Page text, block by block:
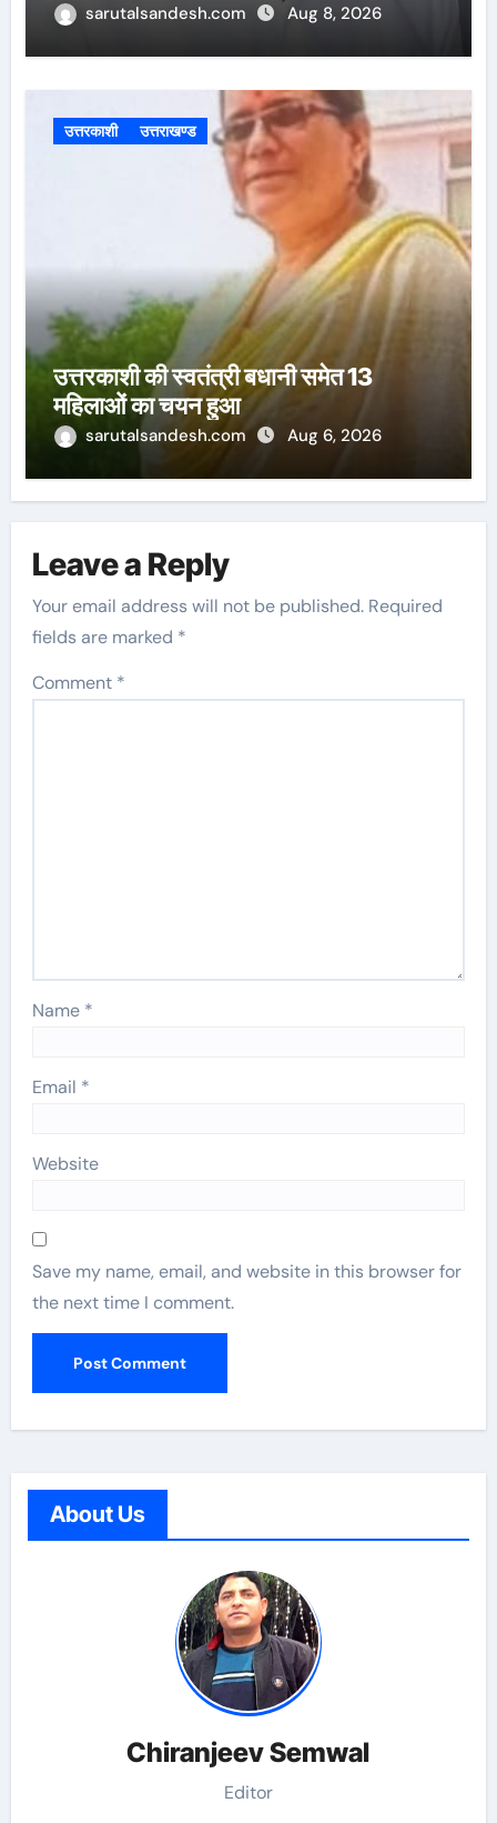
sarutalsandesh.com Aug 8, 2026
उत्तरकाशी उत्तराखण्ड
उत्तरकाशी की स्वतंत्री बधानी समेत 13
महिलाओं का चयन हुआ
sarutalsandesh.com Aug 6, 2026
Leave a Reply
Your email address will not be published. Required
fields are marked *
Comment *
Name *
Email *
Website
Save my name, email, and website in this browser for
the next time I comment.
About Us
Chiranjeev Semwal
Editor